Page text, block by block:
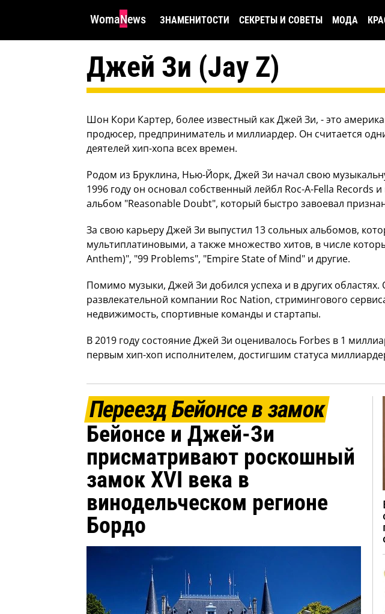
WomaNews ЗНАМЕНИТОСТИ СЕКРЕТЫ И СОВЕТЫ МОДА
Джей Зи (Jay Z)
Шон Кори Картер, более известный как Джей Зи, - это
продюсер, предприниматель и миллиардер. Он считается
деятелей хип-хопа всех времен.
Родом из Бруклина, Нью-Йорк, Джей Зи начал свою
1996 году он основал собственный лейбл Roc-A-Fella Records
альбом "Reasonable Doubt", который быстро завоевал
За свою карьеру Джей Зи выпустил 13 сольных альбомов,
мультиплатиновыми, а также множество хитов, в числе
Anthem)", "99 Problems", "Empire State of Mind" и другие.
Помимо музыки, Джей Зи добился успеха и в других областях.
развлекательной компании Roc Nation, стримингового
недвижимость, спортивные команды и стартапы.
В 2019 году состояние Джей Зи оценивалось Forbes в 1
первым хип-хоп исполнителем, достигшим статуса
Переезд Бейонсе в замок
Бейонсе и Джей-Зи
присматривают роскошный
замок XVI века в
винодельческом регионе
Бордо